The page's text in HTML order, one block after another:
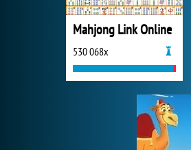
Mahjong Link Online
530 068x